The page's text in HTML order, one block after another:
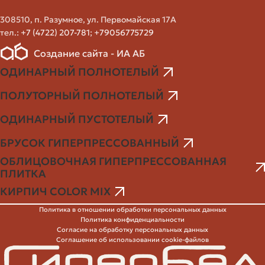
Производитель обязан предоставить
сопроводительные документы: сертификаты
испытаний, паспорт партии, рекомендации по
хранению и укладке.
Порядок оформления заказа
Процесс заказа кирпича на заводе несложен, но
требует подготовки. Я опишу оптимальную
партии. Это поможет избежать сюрпризов и лишних
Определите назначение и требования — прочность,
морозостойкость, эстетика.
Подготовьте образец или референс по цвету и фактуре
— фото, кусочек фасада или каталог.
308510, п. Разумное, ул. Первомайская 17А
тел.: +7 (4722) 207-781; +79056775729
Создание сайта - ИА АБ
ОДИНАРНЫЙ ПОЛНОТЕЛЫЙ
ПОЛУТОРНЫЙ ПОЛНОТЕЛЫЙ
ОДИНАРНЫЙ ПУСТОТЕЛЫЙ
БРУСОК ГИПЕРПРЕССОВАННЫЙ
ОБЛИЦОВОЧНАЯ ГИПЕРПРЕССОВАННАЯ
ПЛИТКА
КИРПИЧ COLOR MIX
Политика в отношении обработки персональных данных
Политика конфиденциальности
Согласие на обработку персональных данных
Соглашение об использовании cookie-файлов